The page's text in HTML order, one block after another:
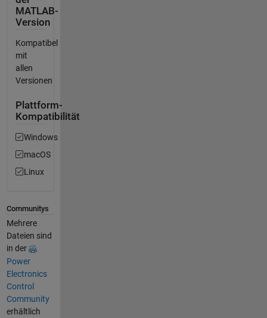
MATLAB-
Version
Kompatibel
mit
allen
Versionen
Plattform-
Kompatibilität
Windows
macOS
Linux
Communitys
Mehrere
Dateien sind
in der
Power
Electronics
Control
Community
erhältlich